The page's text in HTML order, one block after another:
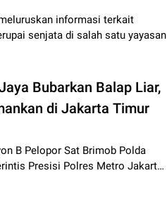
informasi terkait
senjata di salah satu yayasan
Bubarkan Balap Liar,
di Jakarta Timur
B Pelopor Sat Brimob Polda
Presisi Polres Metro Jakart…